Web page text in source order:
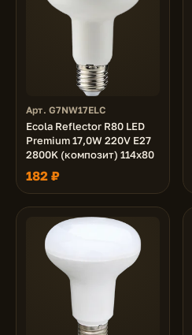
Арт. G7NW17ELC
Ecola Reflector R80 LED
Premium 17,0W 220V E27
2800K (композит) 114x80
182 ₽